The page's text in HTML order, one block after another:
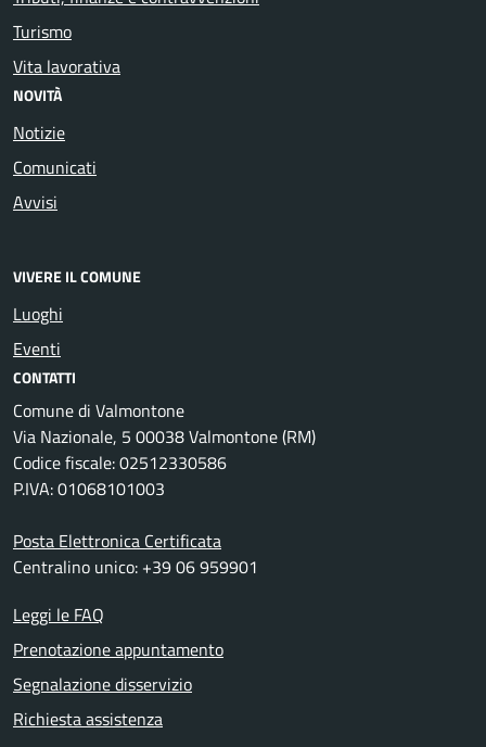
Turismo
Vita lavorativa
NOVITÀ
Notizie
Comunicati
Avvisi
VIVERE IL COMUNE
Luoghi
Eventi
CONTATTI
Comune di Valmontone
Via Nazionale, 5 00038 Valmontone (RM)
Codice fiscale: 02512330586
P.IVA: 01068101003
Posta Elettronica Certificata
Centralino unico: +39 06 959901
Leggi le FAQ
Prenotazione appuntamento
Segnalazione disservizio
Richiesta assistenza